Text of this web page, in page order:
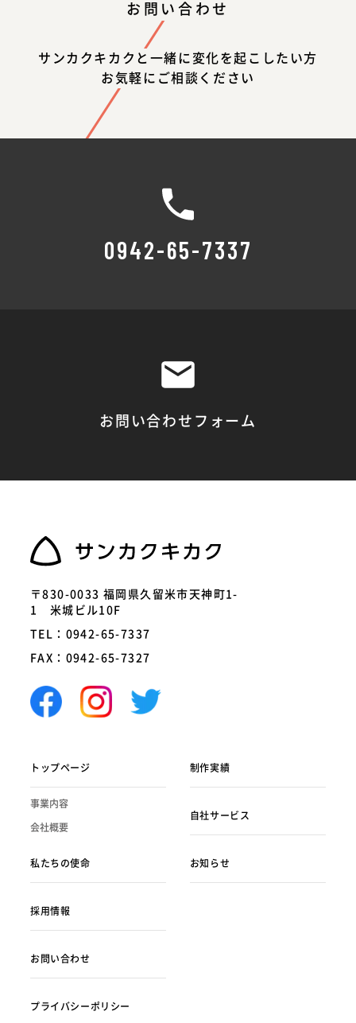
お問い合わせ
サンカクキカクと一緒に変化を起こしたい方
お気軽にご相談ください
0942-65-7337
お問い合わせフォーム
〒830-0033 福岡県久留米市天神町1-
1 米城ビル10F
TEL：0942-65-7337
FAX：0942-65-7327
トップページ
事業内容
会社概要
私たちの使命
制作実績
自社サービス
お知らせ
採用情報
お問い合わせ
プライバシーポリシー